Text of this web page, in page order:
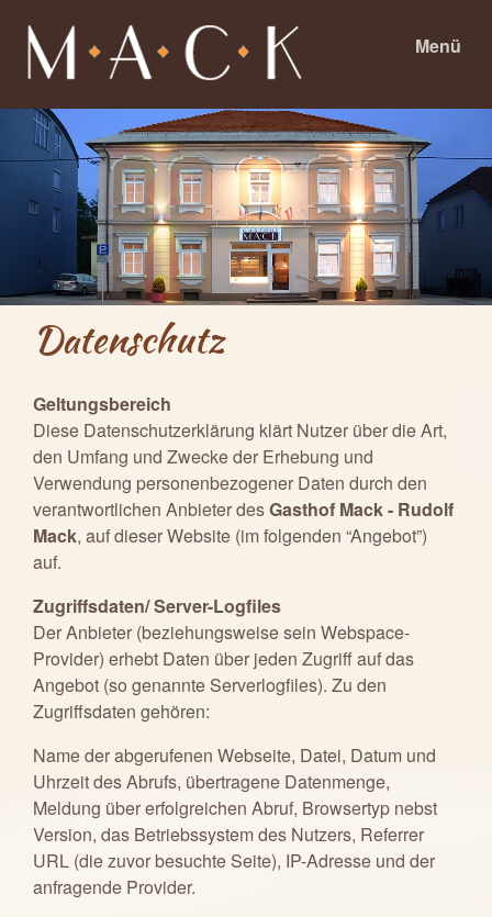
Menü
Datenschutz
Geltungsbereich
Diese Datenschutzerklärung klärt Nutzer über die Art,
den Umfang und Zwecke der Erhebung und
Verwendung personenbezogener Daten durch den
verantwortlichen Anbieter desGasthof Mack - Rudolf
Mack, auf dieser Website (im folgenden “Angebot”)
auf.
Zugriffsdaten/ Server-Logfiles
Der Anbieter (beziehungsweise sein Webspace-
Provider) erhebt Daten über jeden Zugriff auf das
Angebot (so genannte Serverlogfiles). Zu den
Zugriffsdaten gehören:
Name der abgerufenen Webseite, Datei, Datum und
Uhrzeit des Abrufs, übertragene Datenmenge,
Meldung über erfolgreichen Abruf, Browsertyp nebst
Version, das Betriebssystem des Nutzers, Referrer
URL (die zuvor besuchte Seite), IP-Adresse und der
anfragende Provider.